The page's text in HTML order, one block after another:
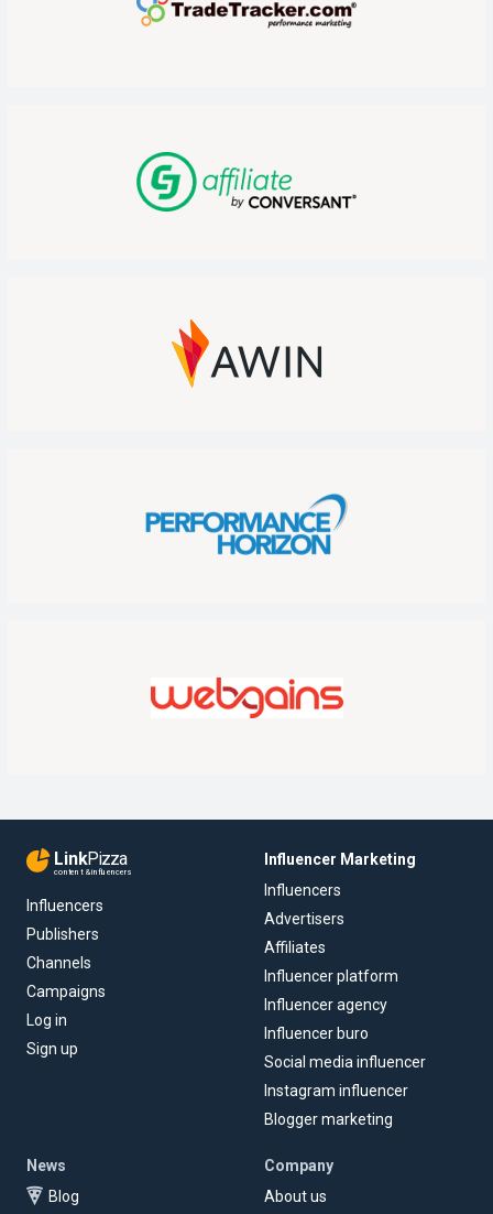
LinkPizza
content & influencers
Influencers
Publishers
Channels
Campaigns
Log in
Sign up
Influencer Marketing
Influencers
Advertisers
Affiliates
Influencer platform
Influencer agency
Influencer buro
Social media influencer
Instagram influencer
Blogger marketing
News
Blog
Company
About us